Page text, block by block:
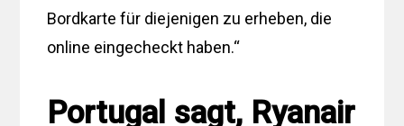
Bordkarte für diejenigen zu erheben, die
online eingecheckt haben.“
Portugal sagt, Ryanair